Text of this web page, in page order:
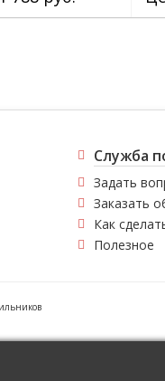
Служба
Задать
Заказать
Как
Полезное